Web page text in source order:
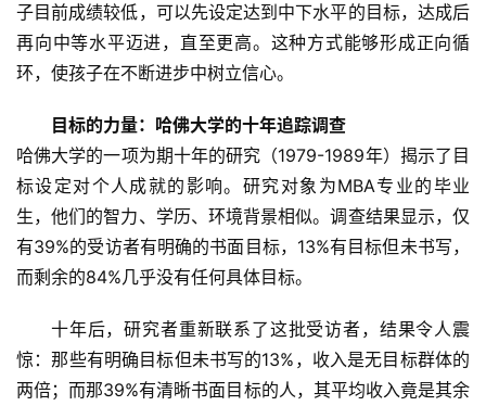
关
于
我
师
资
力
量
生
活
子目前成绩较低，可以先设定达到中下水平的目标，达成后
再向中等水平迈进，直至更高。这种方式能够形成正向循
环，使孩子在不断进步中树立信心。
目标的力量：哈佛大学的十年追踪调查
哈佛大学的一项为期十年的研究（1979-1989年）揭示了目
标设定对个人成就的影响。研究对象为MBA专业的毕业
生，他们的智力、学历、环境背景相似。调查结果显示，仅
有39%的受访者有明确的书面目标，13%有目标但未书写，
而剩余的84%几乎没有任何具体目标。
十年后，研究者重新联系了这批受访者，结果令人震
惊：那些有明确目标但未书写的13%，收入是无目标群体的
两倍；而那39%有清晰书面目标的人，其平均收入竟是其余